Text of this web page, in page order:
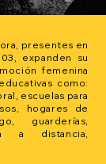
presentes en
expanden su
femenina
como:
escuelas para
hogares de
guarderías,
a distancia,